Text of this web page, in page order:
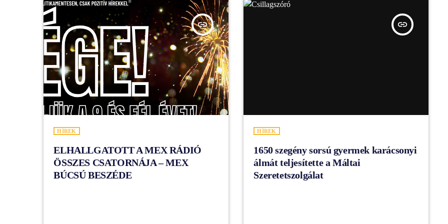
insert_link
HÍREK
ELHALLGATOTT A MEX RÁDIÓ
ÖSSZES CSATORNÁJA – MEX
BÚCSÚ BESZÉDE
insert_link
HÍREK
1650 szegény sorsú gyermek karácsonyi
álmát teljesítette a Máltai
Szeretetszolgálat